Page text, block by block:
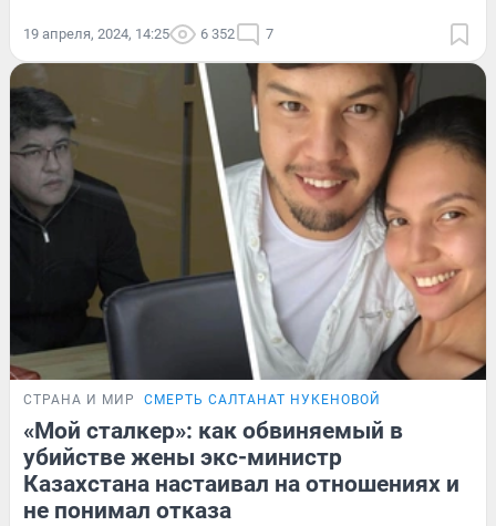
19 апреля, 2024, 14:25 6 352 7
СТРАНА И МИР СМЕРТЬ САЛТАНАТ НУКЕНОВОЙ
«Мой сталкер»: как обвиняемый в
убийстве жены экс-министр
Казахстана настаивал на отношениях и
не понимал отказа